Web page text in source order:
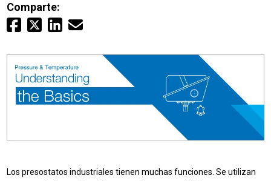
Solicitar presupuesto
Comparte:
Los presostatos industriales tienen muchas funciones. Se utilizan